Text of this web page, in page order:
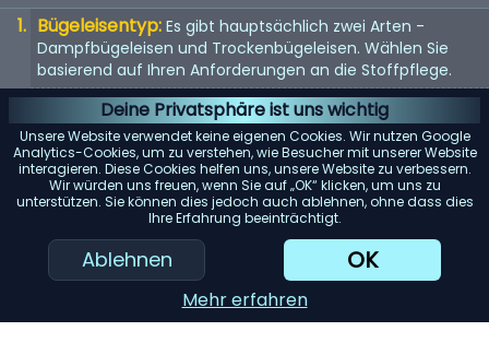
Deine Privatsphäre ist uns wichtig
Unsere Website verwendet keine eigenen Cookies. Wir nutzen Google
Analytics-Cookies, um zu verstehen, wie Besucher mit unserer Website
interagieren. Diese Cookies helfen uns, unsere Website zu verbessern.
Wir würden uns freuen, wenn Sie auf „OK“ klicken, um uns zu
unterstützen. Sie können dies jedoch auch ablehnen, ohne dass dies
Ihre Erfahrung beeinträchtigt.
Ablehnen OK
Mehr erfahren
Bügeleisentyp: Es gibt hauptsächlich zwei Arten -
Dampfbügeleisen und Trockenbügeleisen. Wählen Sie
basierend auf Ihren Anforderungen an die Stoffpflege.
Material der Bügelsohle: Die Bügelsohle ist die Basis des
Bügeleisens. Antihaftbeschichtung, Edelstahl und Keramik
sind gängige Materialien. Jedes bietet unterschiedliche
Gleiteigenschaften und Haltbarkeit.
Temperaturregelung: Suchen Sie nach Bügeleisen mit
einstellbaren Temperatureinstellungen. So können Sie das
Bügeleisen sicher auf einer Vielzahl von Stoffen
verwenden.
Wenn Sie ein Dampfbügeleisen in